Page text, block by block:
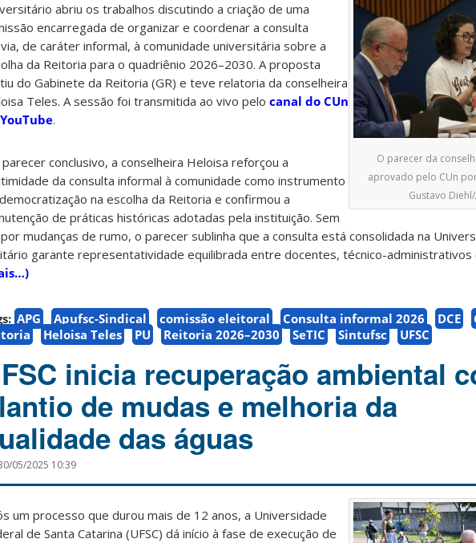
O parecer da
aprovado pelo CUn
Gustavo
abriu os trabalhos discutindo a criação de uma
encarregada de organizar e coordenar a consulta
de caráter informal, à comunidade universitária sobre a
da Reitoria para o quadriênio 2026–2030. A proposta
do Gabinete da Reitoria (GR) e teve relatoria da conselheira
Teles. A sessão foi transmitida ao vivo pelo canal do CUn
.
parecer conclusivo, a conselheira Heloisa reforçou a
da consulta informal à comunidade como instrumento
na escolha da Reitoria e confirmou a
de práticas históricas adotadas pela instituição. Sem
mudanças de rumo, o parecer sublinha que a consulta está consolidada na
garante representatividade equilibrada entre docentes, técnico-administrativos
APG Apufsc-Sindical comissão eleitoral Consulta informal 2026 DCE
Heloisa Teles PU Reitoria 2026–2030 SeTIC Sintufsc UFSC
inicia recuperação ambiental
de mudas e melhoria da
das águas
05/2025 10:39
um processo que durou mais de 12 anos, a Universidade
de Santa Catarina (UFSC) dá início à fase de execução de